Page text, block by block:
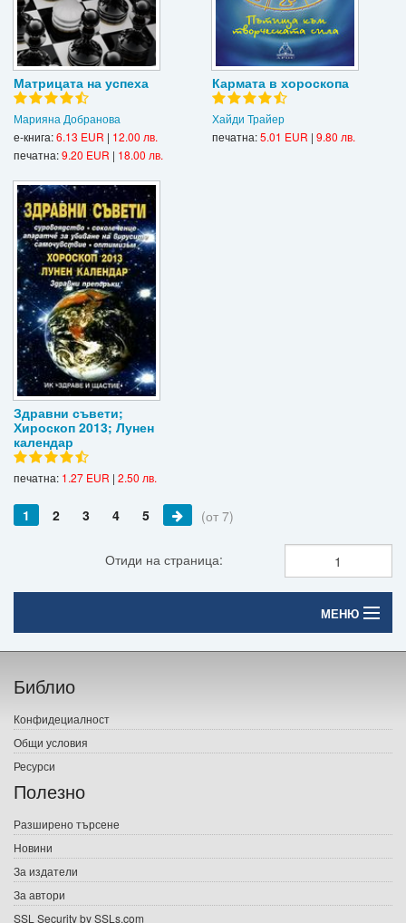
Матрицата на успеха
Марияна Добранова
е-книга:6.13 EUR | 12.00 лв.
печатна:9.20 EUR | 18.00 лв.
Кармата в хороскопа
Хайди Трайер
печатна:5.01 EUR | 9.80 лв.
Здравни съвети;
Хироскоп 2013; Лунен
календар
печатна: 1.27 EUR | 2.50 лв.
1 2 3 4 5 (от 7)
Отиди на страница:
МЕНЮ
Начало
Печатни книги
Електронни книги
Е-списания
Подаръци
Ваучери
Библио
Конфидециалност
Общи условия
Ресурси
Полезно
Разширено търсене
Новини
За издатели
За автори
SSL Security by SSLs.com